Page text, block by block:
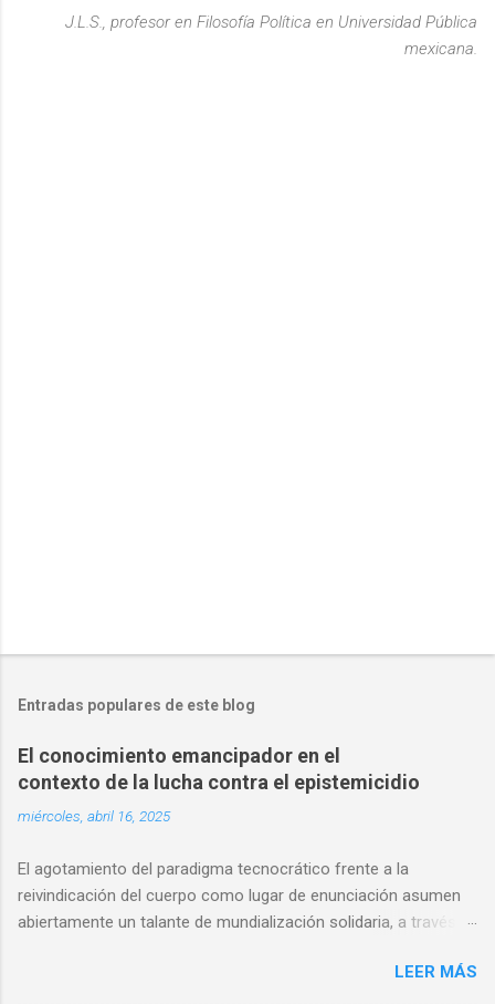
J.L.S., profesor en Filosofía Política en Universidad Pública
mexicana.
Entradas populares de este blog
El conocimiento emancipador en el
contexto de la lucha contra el epistemicidio
miércoles, abril 16, 2025
El agotamiento del paradigma tecnocrático frente a la
reivindicación del cuerpo como lugar de enunciación asumen
abiertamente un talante de mundialización solidaria, a través
reclaman una nueva ética de co-producción del saber. LaLEER MÁS